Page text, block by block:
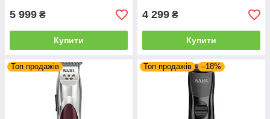
5 999 ₴
Купити
4 299 ₴
Купити
Топ продажів Топ продажів –18%